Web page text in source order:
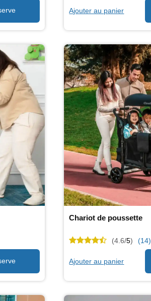
Ajouter au panier
Chariot de poussette
(4.6/5) (14)
Ajouter au panier